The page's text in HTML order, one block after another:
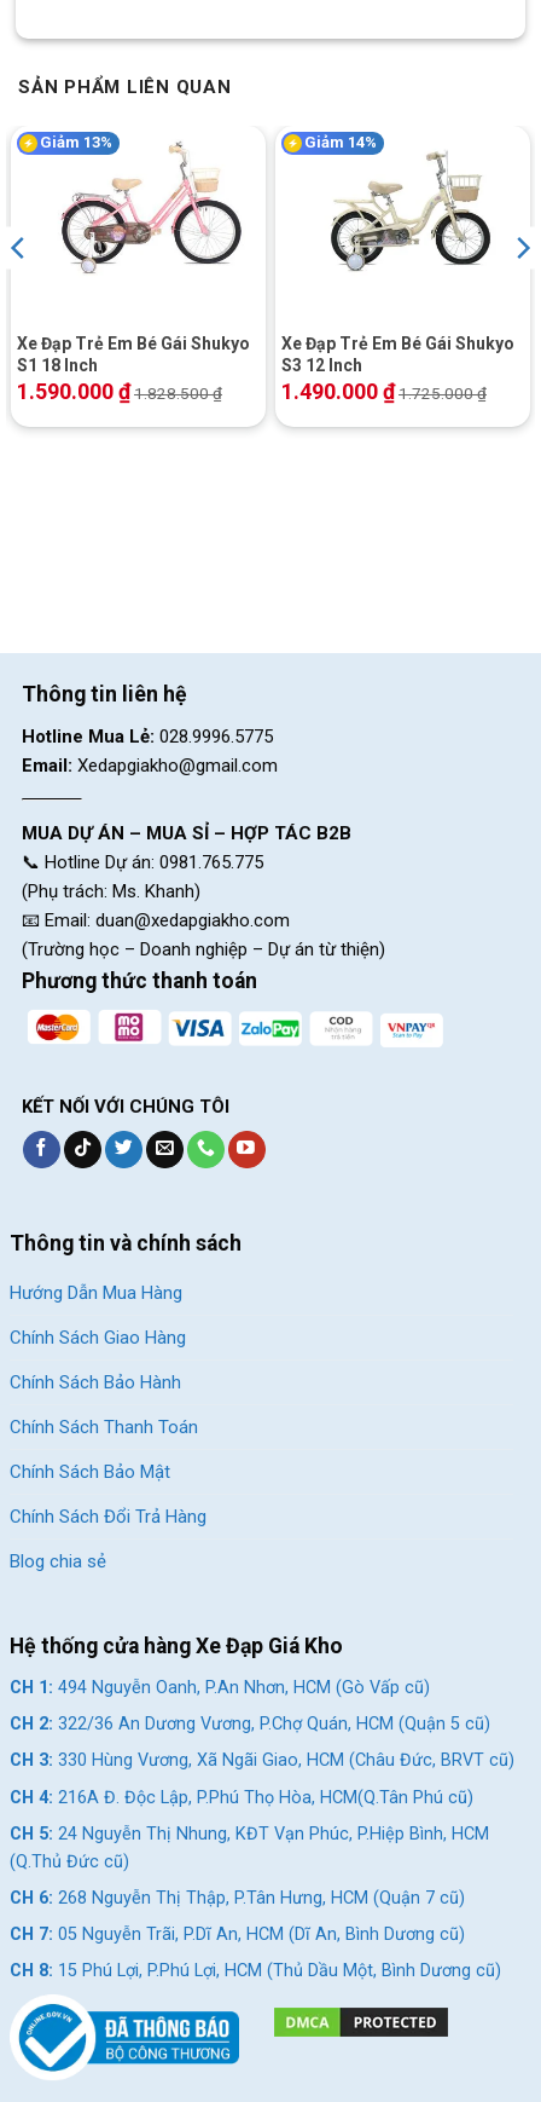
SKU: 12Luna
SẢN PHẨM LIÊN QUAN
Giảm 13%
Xe Đạp Trẻ Em Bé Gái Shukyo
S1 18 Inch
1.590.000₫1.828.500₫
Giảm 14%
Xe Đạp Trẻ Em Bé Gái Shukyo
S3 12 Inch
1.490.000₫1.725.000₫
Thông tin liên hệ
Hotline Mua Lẻ: 028.9996.5775
Email: Xedapgiakho@gmail.com
MUA DỰ ÁN – MUA SỈ – HỢP TÁC B2B
📞 Hotline Dự án: 0981.765.775
(Phụ trách: Ms. Khanh)
📧 Email: duan@xedapgiakho.com
(Trường học – Doanh nghiệp – Dự án từ thiện)
Phương thức thanh toán
KẾT NỐI VỚI CHÚNG TÔI
Thông tin và chính sách
Hướng Dẫn Mua Hàng
Chính Sách Giao Hàng
Chính Sách Bảo Hành
Chính Sách Thanh Toán
Chính Sách Bảo Mật
Chính Sách Đổi Trả Hàng
Blog chia sẻ
Hệ thống cửa hàng Xe Đạp Giá Kho
CH 1: 494 Nguyễn Oanh, P.An Nhơn, HCM (Gò Vấp cũ)
CH 2: 322/36 An Dương Vương, P.Chợ Quán, HCM (Quận 5 cũ)
CH 3: 330 Hùng Vương, Xã Ngãi Giao, HCM (Châu Đức, BRVT cũ)
CH 4: 216A Đ. Độc Lập, P.Phú Thọ Hòa, HCM(Q.Tân Phú cũ)
CH 5: 24 Nguyễn Thị Nhung, KĐT Vạn Phúc, P.Hiệp Bình, HCM
(Q.Thủ Đức cũ)
CH 6: 268 Nguyễn Thị Thập, P.Tân Hưng, HCM (Quận 7 cũ)
CH 7: 05 Nguyễn Trãi, P.Dĩ An, HCM (Dĩ An, Bình Dương cũ)
CH 8: 15 Phú Lợi, P.Phú Lợi, HCM (Thủ Dầu Một, Bình Dương cũ)